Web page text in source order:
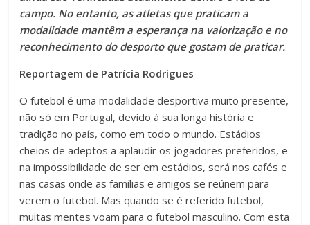
campo. No entanto, as atletas que praticam a
modalidade mantêm a esperança na valorização e no
reconhecimento do desporto que gostam de praticar.
Reportagem de Patrícia Rodrigues
O futebol é uma modalidade desportiva muito presente,
não só em Portugal, devido à sua longa história e
tradição no país, como em todo o mundo. Estádios
cheios de adeptos a aplaudir os jogadores preferidos, e
na impossibilidade de ser em estádios, será nos cafés e
nas casas onde as famílias e amigos se reúnem para
verem o futebol. Mas quando se é referido futebol,
muitas mentes voam para o futebol masculino. Com esta